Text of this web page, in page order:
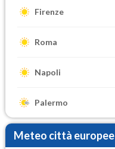
Firenze
Roma
Napoli
Palermo
Meteo città europee